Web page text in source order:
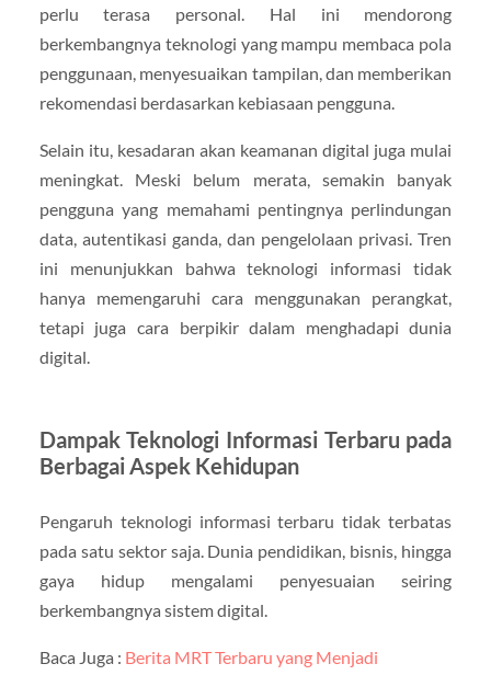
perlu terasa personal. Hal ini mendorong
berkembangnya teknologi yang mampu membaca pola
penggunaan, menyesuaikan tampilan, dan memberikan
rekomendasi berdasarkan kebiasaan pengguna.
Selain itu, kesadaran akan keamanan digital juga mulai
meningkat. Meski belum merata, semakin banyak
pengguna yang memahami pentingnya perlindungan
data, autentikasi ganda, dan pengelolaan privasi. Tren
ini menunjukkan bahwa teknologi informasi tidak
hanya memengaruhi cara menggunakan perangkat,
tetapi juga cara berpikir dalam menghadapi dunia
digital.
Dampak Teknologi Informasi Terbaru pada
Berbagai Aspek Kehidupan
Pengaruh teknologi informasi terbaru tidak terbatas
pada satu sektor saja. Dunia pendidikan, bisnis, hingga
gaya hidup mengalami penyesuaian seiring
berkembangnya sistem digital.
Baca Juga : Berita MRT Terbaru yang Menjadi